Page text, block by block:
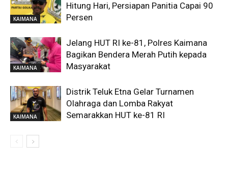
KAIMANA
Hitung Hari, Persiapan Panitia Capai 90
Persen
KAIMANA
Jelang HUT RI ke-81, Polres Kaimana
Bagikan Bendera Merah Putih kepada
Masyarakat
KAIMANA
Distrik Teluk Etna Gelar Turnamen
Olahraga dan Lomba Rakyat
Semarakkan HUT ke-81 RI